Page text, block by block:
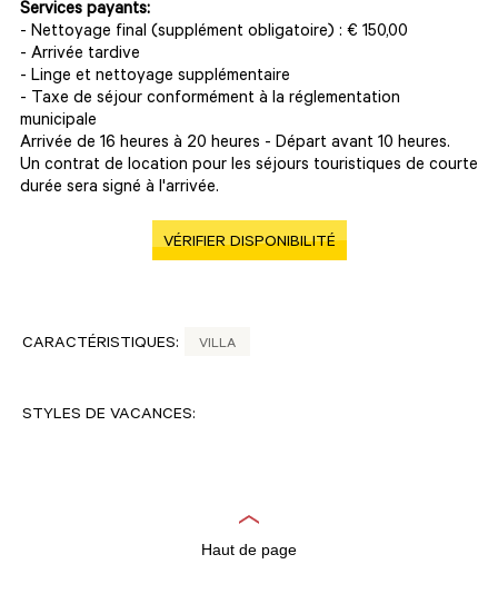
Services payants:
- Nettoyage final (supplément obligatoire) : € 150,00
- Arrivée tardive
- Linge et nettoyage supplémentaire
- Taxe de séjour conformément à la réglementation
municipale
Arrivée de 16 heures à 20 heures - Départ avant 10 heures.
Un contrat de location pour les séjours touristiques de courte
durée sera signé à l'arrivée.
VÉRIFIER DISPONIBILITÉ
CARACTÉRISTIQUES: VILLA
STYLES DE VACANCES:
Haut de page